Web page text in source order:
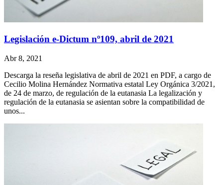
Legislación e-Dictum nº109, abril de 2021
Abr 8, 2021
Descarga la reseña legislativa de abril de 2021 en PDF, a cargo de
Cecilio Molina Hernández Normativa estatal Ley Orgánica 3/2021,
de 24 de marzo, de regulación de la eutanasia La legalización y
regulación de la eutanasia se asientan sobre la compatibilidad de
unos...